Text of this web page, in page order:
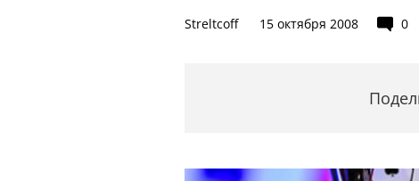
Streltcoff 15 октября 2008 0